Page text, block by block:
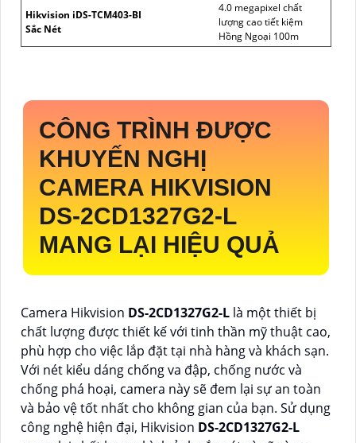
Hikvision iDS-TCM403-BI
Sắc Nét
4.0 megapixel chất
lượng cao tiết kiệm
Hồng Ngoại 100m
CÔNG TRÌNH ĐƯỢC
KHUYẾN NGHỊ
CAMERA HIKVISION
DS-2CD1327G2-L
MANG LẠI HIỆU QUẢ
Camera Hikvision DS-2CD1327G2-L là một thiết bị
chất lượng được thiết kế với tinh thần mỹ thuật cao,
phù hợp cho việc lắp đặt tại nhà hàng và khách sạn.
Với nét kiểu dáng chống va đập, chống nước và
chống phá hoại, camera này sẽ đem lại sự an toàn
và bảo vệ tốt nhất cho không gian của bạn. Sử dụng
công nghệ hiện đại, Hikvision DS-2CD1327G2-L